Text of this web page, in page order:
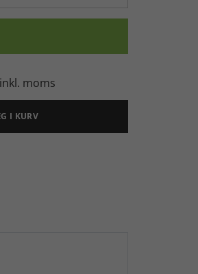
inkl. moms
I KURV